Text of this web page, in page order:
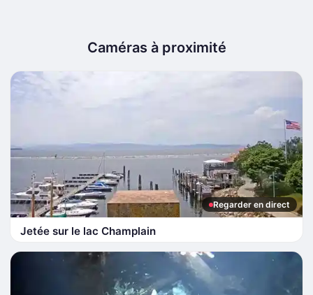
Caméras à proximité
Regarder en direct
Jetée sur le lac Champlain